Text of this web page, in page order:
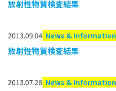
放射性物質検査結果
2013.09.04 News & Information
放射性物質検査結果
2013.07.28 News & Information